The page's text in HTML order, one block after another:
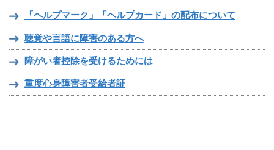
「ヘルプマーク」「ヘルプカード」の配布について
聴覚や言語に障害のある方へ
障がい者控除を受けるためには
重度心身障害者受給者証